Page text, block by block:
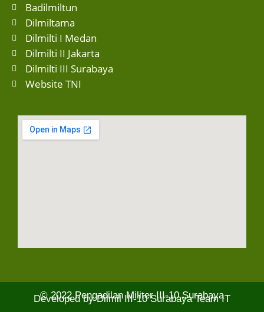
Badilmiltun
Dilmiltama
Dilmilti I Medan
Dilmilti II Jakarta
Dilmilti III Surabaya
Website TNI
© 2022Pengadilan Militer III-10 Surabaya
Developed byDilmil III-10 Surabaya Team IT